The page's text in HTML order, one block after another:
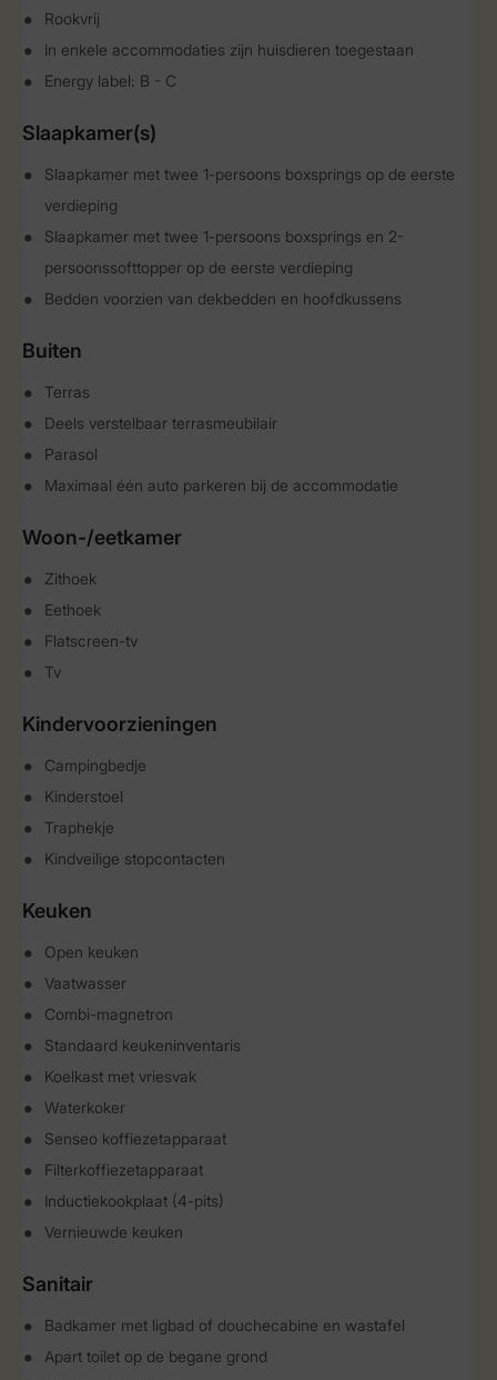
Rookvrij
In enkele accommodaties zijn huisdieren toegestaan
Energy label: B - C
Slaapkamer(s)
Slaapkamer met twee 1-persoons boxsprings op de eerste
verdieping
Slaapkamer met twee 1-persoons boxsprings en 2-
persoonssofttopper op de eerste verdieping
Bedden voorzien van dekbedden en hoofdkussens
Buiten
Terras
Deels verstelbaar terrasmeubilair
Parasol
Maximaal één auto parkeren bij de accommodatie
Woon-/eetkamer
Zithoek
Eethoek
Flatscreen-tv
Tv
Kindervoorzieningen
Campingbedje
Kinderstoel
Traphekje
Kindveilige stopcontacten
Keuken
Open keuken
Vaatwasser
Combi-magnetron
Standaard keukeninventaris
Koelkast met vriesvak
Waterkoker
Senseo koffiezetapparaat
Filterkoffiezetapparaat
Inductiekookplaat (4-pits)
Vernieuwde keuken
Sanitair
Badkamer met ligbad of douchecabine en wastafel
Apart toilet op de begane grond